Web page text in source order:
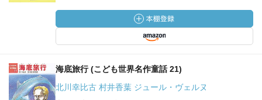
海底旅行 (こども世界名作童話 21)
北川幸比古 村井香葉 ジュール・ヴェルヌ